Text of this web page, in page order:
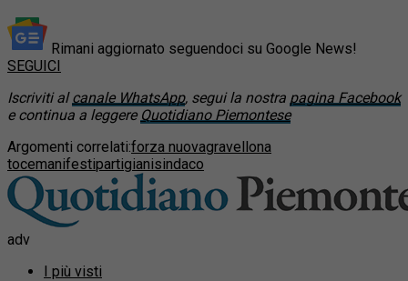
Rimani aggiornato seguendoci su Google News!
SEGUICI
Iscriviti alcanale WhatsApp, segui la nostra pagina Facebook
e continua a leggere Quotidiano Piemontese
Argomenti correlati:forza nuovagravellona
tocemanifestipartigianisindaco
adv
I più visti